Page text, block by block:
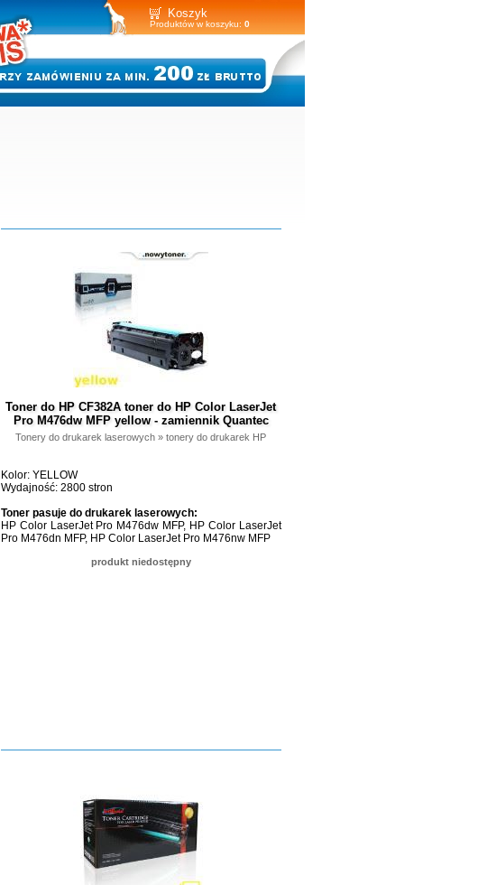
Koszyk
Produktów w koszyku: 0
Toner do HP CF382A toner do HP Color LaserJet
Pro M476dw MFP yellow - zamiennik Quantec
Tonery do drukarek laserowych »tonery do drukarek HP
Kolor: YELLOW
Wydajność: 2800 stron
Toner pasuje do drukarek laserowych:
HP Color LaserJet Pro M476dw MFP, HP Color LaserJet
Pro M476dn MFP, HP Color LaserJet Pro M476nw MFP
produkt niedostępny